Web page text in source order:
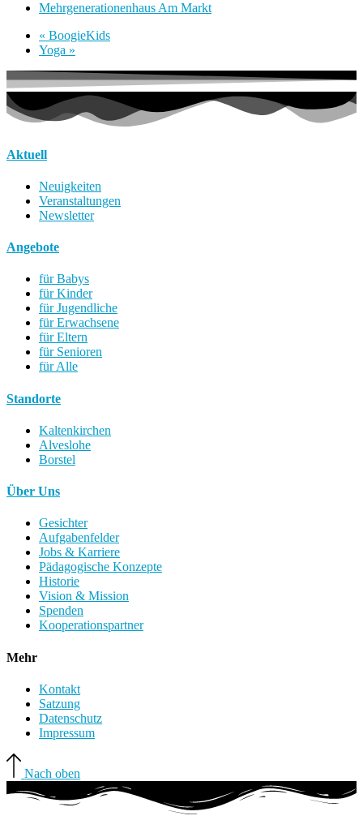
Mehrgenerationenhaus Am Markt
« BoogieKids
Yoga »
Aktuell
Neuigkeiten
Veranstaltungen
Newsletter
Angebote
für Babys
für Kinder
für Jugendliche
für Erwachsene
für Eltern
für Senioren
für Alle
Standorte
Kaltenkirchen
Alveslohe
Borstel
Über Uns
Gesichter
Aufgabenfelder
Jobs & Karriere
Pädagogische Konzepte
Historie
Vision & Mission
Spenden
Kooperationspartner
Mehr
Kontakt
Satzung
Datenschutz
Impressum
Nach oben